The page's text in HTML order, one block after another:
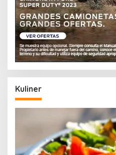
Kuliner